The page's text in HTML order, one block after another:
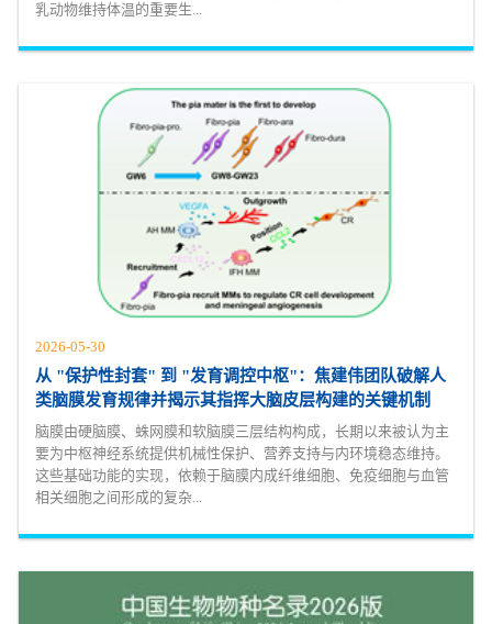
乳动物维持体温的重要生...
2026-05-30
从 "保护性封套" 到 "发育调控中枢"：焦建伟团队破解人
类脑膜发育规律并揭示其指挥大脑皮层构建的关键机制
脑膜由硬脑膜、蛛网膜和软脑膜三层结构构成，长期以来被认为主
要为中枢神经系统提供机械性保护、营养支持与内环境稳态维持。
这些基础功能的实现，依赖于脑膜内成纤维细胞、免疫细胞与血管
相关细胞之间形成的复杂...